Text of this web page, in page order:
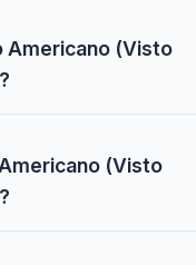
Americano (Visto
(Visto